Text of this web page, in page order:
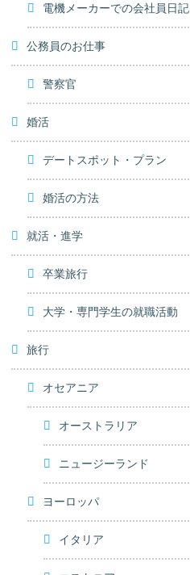
電機メーカーでの会社員日記
公務員のお仕事
警察官
婚活
デートスポット・プラン
婚活の方法
就活・進学
卒業旅行
大学・専門学生の就職活動
旅行
オセアニア
オーストラリア
ニュージーランド
ヨーロッパ
イタリア